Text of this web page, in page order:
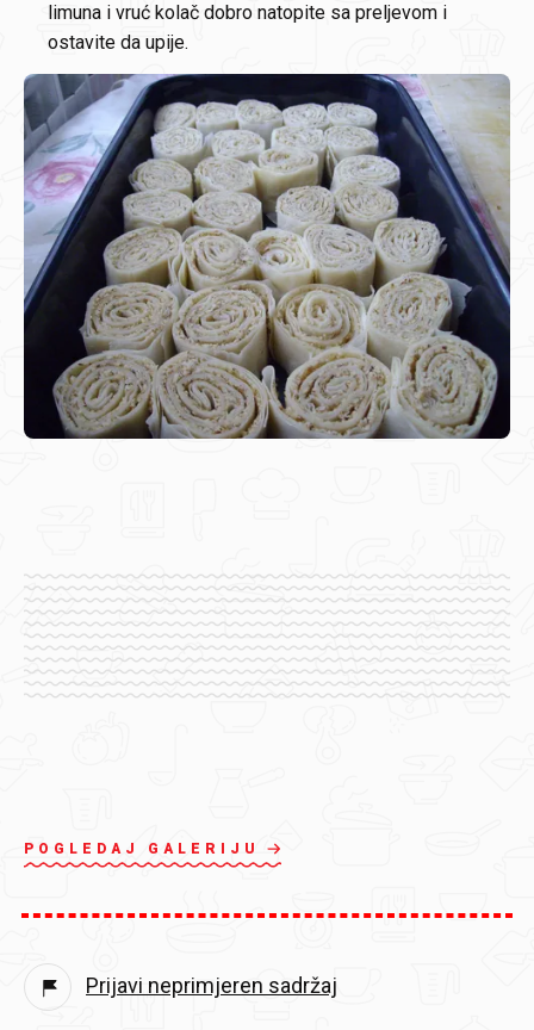
limuna i vruć kolač dobro natopite sa preljevom i
ostavite da upije.
POGLEDAJ GALERIJU
Prijavi neprimjeren sadržaj